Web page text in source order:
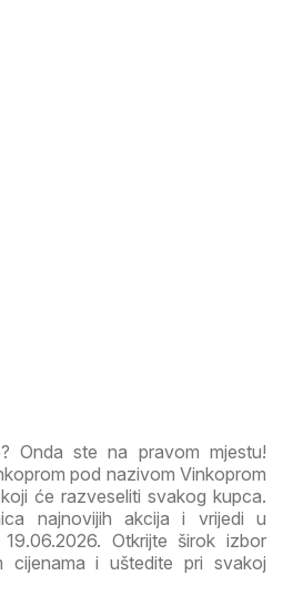
Onda ste na pravom mjestu!
pod nazivom Vinkoprom
će razveseliti svakog kupca.
najnovijih akcija i vrijedi u
Otkrijte širok izbor
cijenama i uštedite pri svakoj